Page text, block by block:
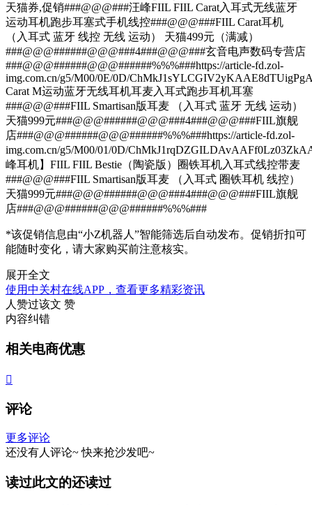
天猫券,促销###@@@###汪峰FIIL FIIL Carat入耳式无线蓝牙
运动耳机跑步耳塞式手机线控###@@@###FIIL Carat耳机
（入耳式 蓝牙 线控 无线 运动） 天猫499元（满减）
###@@@######@@@###4###@@@###玄音电声数码专营店
###@@@######@@@######%%%###https://article-fd.zol-
img.com.cn/g5/M00/0E/0D/
Carat M运动蓝牙无线耳机耳麦入耳式跑步耳机耳塞
###@@@###FIIL Smartisan版耳麦 （入耳式 蓝牙 无线 运动）
天猫999元###@@@######@@@###4###@@@###FIIL旗舰
店###@@@######@@@######%%%###https://article-fd.zol-
img.com.cn/g5/M00/01/0D/
峰耳机】FIIL FIIL Bestie（陶瓷版）圈铁耳机入耳式线控带麦
###@@@###FIIL Smartisan版耳麦 （入耳式 圈铁耳机 线控）
天猫999元###@@@######@@@###4###@@@###FIIL旗舰
店###@@@######@@@######%%%###
*该促销信息由“小Z机器人”智能筛选后自动发布。促销折扣可
能随时变化，请大家购买前注意核实。
展开全文
使用中关村在线APP，查看更多精彩资讯
人赞过该文 赞
内容纠错
相关电商优惠

评论
更多评论
还没有人评论~ 快来抢沙发吧~
读过此文的还读过